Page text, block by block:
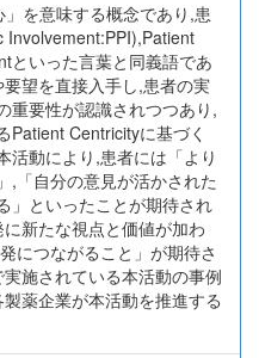
を意味する概念であり,患
Involvement:PPI),Patient
といった言葉と同義語であ
望を直接入手し,患者の実
重要性が認識されつつあり,
Patient Centricityに基づく
活動により,患者には「より
,「自分の意見が活かされた
」といったことが期待され
新たな視点と価値が加わ
につながること」が期待さ
施されている本活動の事例
薬企業が本活動を推進する